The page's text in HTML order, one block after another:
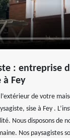
: entreprise
Fey
de votre
sise à Fey .
Nous disposons de
Nos paysagistes